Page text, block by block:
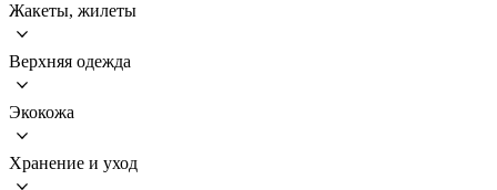
Жакеты, жилеты
Верхняя одежда
Экокожа
Хранение и уход